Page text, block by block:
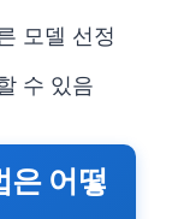
모델 선정
수 있음
은 어떻